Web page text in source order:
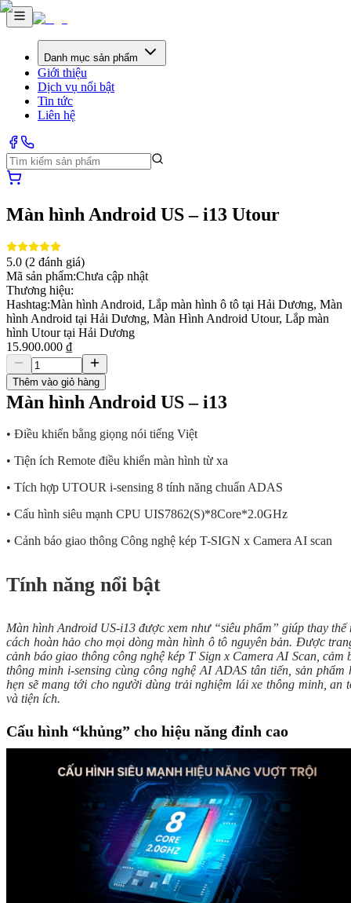
Danh mục sản phẩm
Giới thiệu
Dịch vụ nổi bật
Tin tức
Liên hệ
Màn hình Android US – i13 Utour
5.0 (2 đánh giá)
Mã sản phẩm:Chưa cập nhật
Thương hiệu:
Hashtag:Màn hình Android, Lắp màn hình ô tô tại Hải Dương, Màn
hình Android tại Hải Dương, Màn Hình Android Utour, Lắp màn
hình Utour tại Hải Dương
15.900.000 ₫
Thêm vào giỏ hàng
Màn hình Android US – i13
• Điều khiển bằng giọng nói tiếng Việt
• Tiện ích Remote điều khiển màn hình từ xa
• Tích hợp UTOUR i-sensing 8 tính năng chuẩn ADAS
• Cấu hình siêu mạnh CPU UIS7862(S)*8Core*2.0GHz
• Cảnh báo giao thông Công nghệ kép T-SIGN x Camera AI scan
Tính năng nổi bật
Màn hình Android US-i13 được xem như “siêu phẩm” giúp thay thế
cách hoàn hảo cho mọi dòng màn hình ô tô nguyên bản. Được
cảnh báo giao thông công nghệ kép T Sign x Camera AI Scan, cảm
thông minh i-sensing cùng công nghệ AI ADAS tân tiến, sản phẩm
hẹn sẽ mang tới cho người dùng trải nghiệm lái xe thông minh, an
và tiện ích.
Cấu hình “khủng” cho hiệu năng đỉnh cao